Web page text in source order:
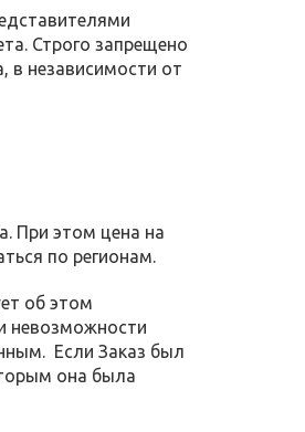
Строго запрещено
в независимости от
При этом цена на
по регионам.
об этом
невозможности
Если Заказ был
она была